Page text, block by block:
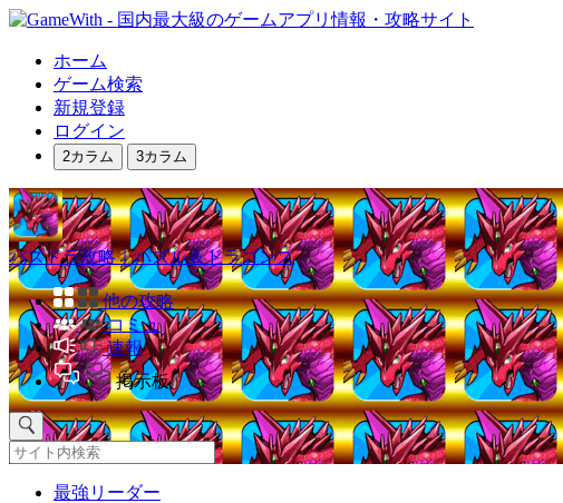
ホーム
ゲーム検索
新規登録
ログイン
2カラム 3カラム
パズドラ攻略｜パズル＆ドラゴンズ
他の攻略
コミュ
速報
掲示板
最強リーダー